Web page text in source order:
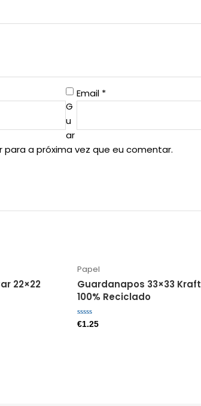
Email *
G
u
ar
a próxima vez que eu comentar.
22×22
Papel
Guardanapos 33×33 Kraft
100% Reciclado
Avaliação
0
€1.25